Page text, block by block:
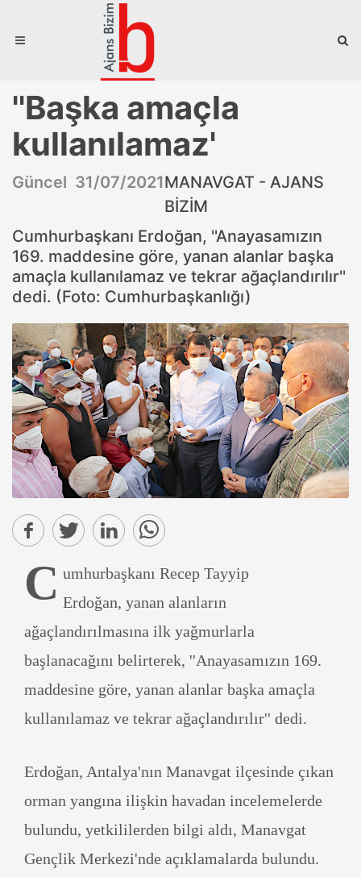
''Başka amaçla
kullanılamaz'
Güncel 31/07/2021MANAVGAT - AJANS
BİZİM
Cumhurbaşkanı Erdoğan, ''Anayasamızın
169. maddesine göre, yanan alanlar başka
amaçla kullanılamaz ve tekrar ağaçlandırılır''
dedi. (Foto: Cumhurbaşkanlığı)
C umhurbaşkanı Recep Tayyip
Erdoğan, yanan alanların
ağaçlandırılmasına ilk yağmurlarla
başlanacağını belirterek, ''Anayasamızın 169.
maddesine göre, yanan alanlar başka amaçla
kullanılamaz ve tekrar ağaçlandırılır'' dedi.
Erdoğan, Antalya'nın Manavgat ilçesinde çıkan
orman yangına ilişkin havadan incelemelerde
bulundu, yetkililerden bilgi aldı, Manavgat
Gençlik Merkezi'nde açıklamalarda bulundu.